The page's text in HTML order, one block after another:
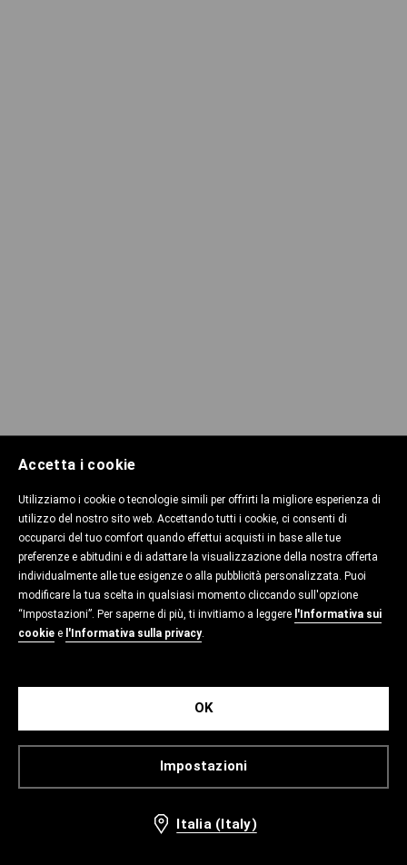
Accetta i cookie
Utilizziamo i cookie o tecnologie simili per offrirti la migliore esperienza di
utilizzo del nostro sito web. Accettando tutti i cookie, ci consenti di
occuparci del tuo comfort quando effettui acquisti in base alle tue
preferenze e abitudini e di adattare la visualizzazione della nostra offerta
individualmente alle tue esigenze o alla pubblicità personalizzata. Puoi
modificare la tua scelta in qualsiasi momento cliccando sull'opzione
“Impostazioni”. Per saperne di più, ti invitiamo a leggere l'Informativa sui
cookie e l'Informativa sulla privacy.
Impostazioni
OK
Italia (Italy)